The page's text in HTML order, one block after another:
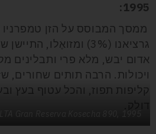
1995
:
גרציאנו (3%) ומזואֶלו,
אדום יבש, מלא פרי ותבלינים
ויכולות. הרבה תותים שחורים,
קליפות תפוז, והכל עטוף בעץ